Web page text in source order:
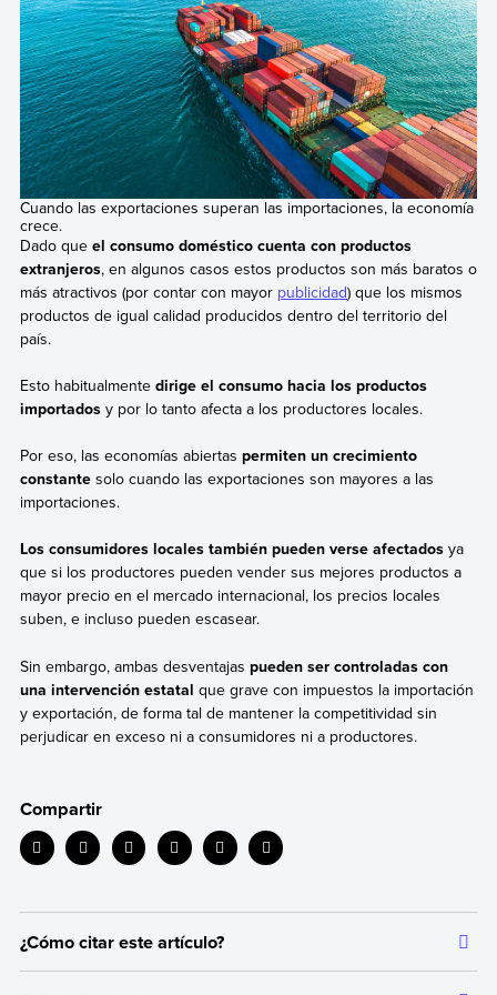
Cuando las exportaciones superan las importaciones, la economía
crece.
Dado que el consumo doméstico cuenta con productos
extranjeros, en algunos casos estos productos son más baratos o
más atractivos (por contar con mayor publicidad) que los mismos
productos de igual calidad producidos dentro del territorio del
país.
Esto habitualmente dirige el consumo hacia los productos
importadosy por lo tanto afecta a los productores locales.
Por eso, las economías abiertas permiten un crecimiento
constantesolo cuando las exportaciones son mayores a las
importaciones.
Los consumidores locales también pueden verse afectadosya
que si los productores pueden vender sus mejores productos a
mayor precio en el mercado internacional, los precios locales
suben, e incluso pueden escasear.
Sin embargo, ambas desventajas pueden ser controladas con
una intervención estatal que grave con impuestos la importación
y exportación, de forma tal de mantener la competitividad sin
perjudicar en exceso ni a consumidores ni a productores.
Compartir
¿Cómo citar este artículo?